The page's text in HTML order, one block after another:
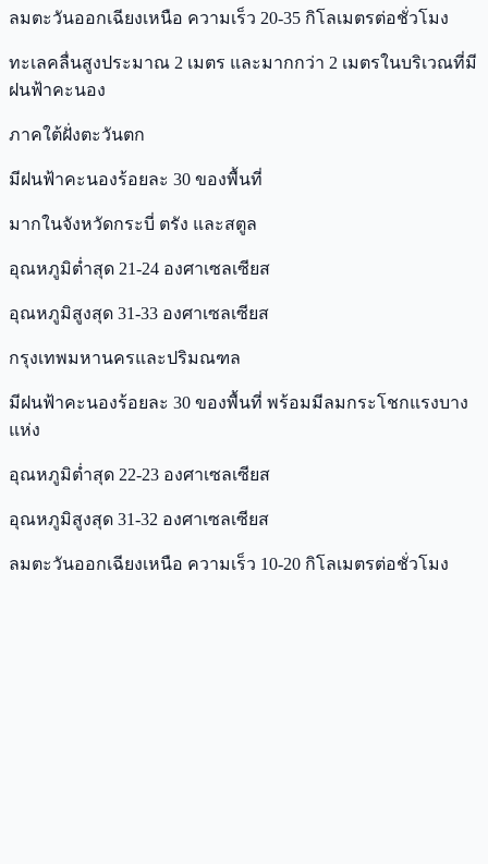
ลมตะวันออกเฉียงเหนือ ความเร็ว 20-35 กิโลเมตรต่อชั่วโมง
ทะเลคลื่นสูงประมาณ 2 เมตร และมากกว่า 2 เมตรในบริเวณที่มี
ฝนฟ้าคะนอง
ภาคใต้ฝั่งตะวันตก
มีฝนฟ้าคะนองร้อยละ 30 ของพื้นที่
มากในจังหวัดกระบี่ ตรัง และสตูล
อุณหภูมิต่ำสุด 21-24 องศาเซลเซียส
อุณหภูมิสูงสุด 31-33 องศาเซลเซียส
กรุงเทพมหานครและปริมณฑล
มีฝนฟ้าคะนองร้อยละ 30 ของพื้นที่ พร้อมมีลมกระโชกแรงบาง
แห่ง
อุณหภูมิต่ำสุด 22-23 องศาเซลเซียส
อุณหภูมิสูงสุด 31-32 องศาเซลเซียส
ลมตะวันออกเฉียงเหนือ ความเร็ว 10-20 กิโลเมตรต่อชั่วโมง